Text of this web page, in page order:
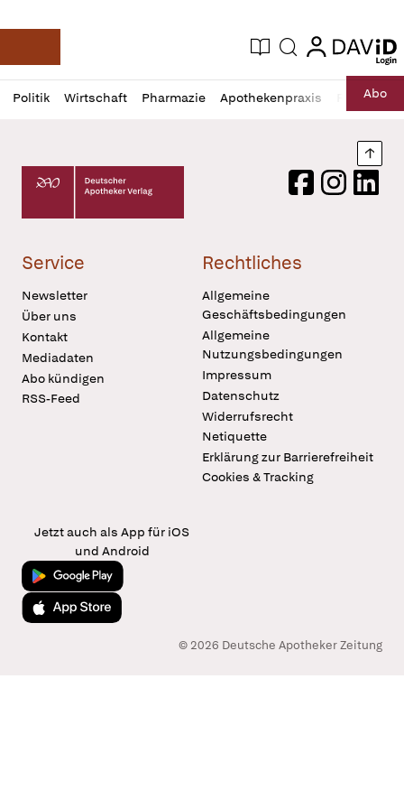
Deutsche Apotheker Zeitung
Aktuelle Ausgabe
Suche login
login
Politik Wirtschaft Pharmazie Apothekenpraxis RechtAbo
Profil
öffnen
Daz
Pur
Deutscher Apotheker Verlag Logo
FacebookInstagram
Service
Newsletter
Über uns
Kontakt
Mediadaten
Abo kündigen
RSS-Feed
Rechtliches
Allgemeine
Geschäftsbedingungen
Allgemeine
Nutzungsbedingungen
Impressum
Datenschutz
Widerrufsrecht
Netiquette
Erklärung zur Barrierefreiheit
Cookies & Tracking
Jetzt auch als App für iOS
und Android
Jetzt bei Google Play
Laden im App Store
© 2026 Deutsche Apotheker Zeitung